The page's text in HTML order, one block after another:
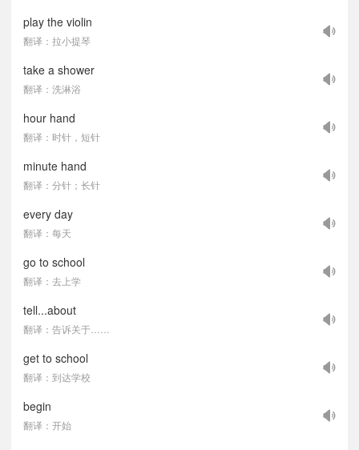
play the violin
翻译：拉小提琴
take a shower
翻译：洗淋浴
hour hand
翻译：时针，短针
minute hand
翻译：分针；长针
every day
翻译：每天
go to school
翻译：去上学
tell...about
翻译：告诉关于……
get to school
翻译：到达学校
begin
翻译：开始